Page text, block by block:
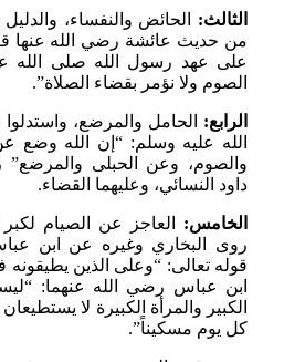
الثالث:الحائض والنفساء،
من حديث عائشة رضي الله عنها
على عهد رسول الله صلى الله
الصوم ولا نؤمر بقضاء الصلاة”.
الرابع:الحامل والمرضع،
الله عليه وسلم: “إن الله وضع
والصوم، وعن الحبلى والمرضع”
داود النسائي، وعليهما القضاء.
الخامس:العاجز عن الصيام
روى البخاري وغيره عن ابن
قوله تعالى: “وعلى الذين
ابن عباس رضي الله عنهما:
الكبير والمرأة الكبيرة لا
كل يوم مسكيناً”.